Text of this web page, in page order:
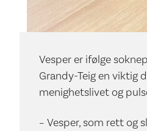
Vesper er ifølge
Grandy-Teig en viktig
menighetslivet og
– Vesper, som rett og